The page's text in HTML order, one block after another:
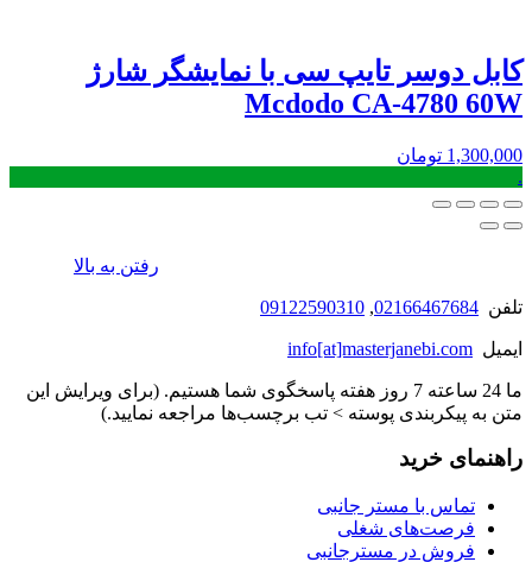
کابل دوسر تایپ سی با نمایشگر شارژ
Mcdodo CA-4780 60W
1,300,000 تومان
.
رفتن به بالا
تلفن 02166467684
,
09122590310
ایمیل info[at]masterjanebi.com
ما 24 ساعته 7 روز هفته پاسخگوی شما هستیم. (برای ویرایش این
متن به پیکربندی پوسته > تب برچسب‌ها مراجعه نمایید.)
راهنمای خرید
تماس با مستر جانبی
فرصت‌های شغلی
فروش در مسترجانبی